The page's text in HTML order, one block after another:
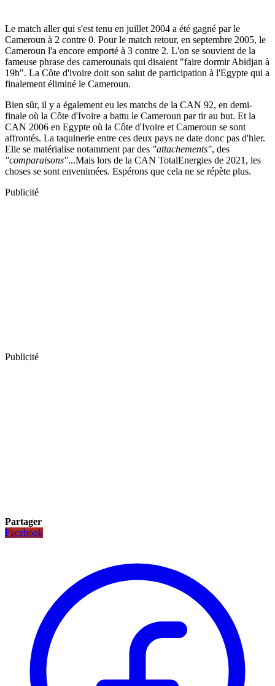
Le match aller qui s'est tenu en juillet 2004 a été gagné par le
Cameroun à 2 contre 0. Pour le match retour, en septembre 2005, le
Cameroun l'a encore emporté à 3 contre 2. L'on se souvient de la
fameuse phrase des camerounais qui disaient "faire dormir Abidjan à
19h". La Côte d'ivoire doit son salut de participation à l'Egypte qui a
finalement éliminé le Cameroun.
Bien sûr, il y a également eu les matchs de la CAN 92, en demi-
finale où la Côte d'Ivoire a battu le Cameroun par tir au but. Et la
CAN 2006 en Egypte où la Côte d'Ivoire et Cameroun se sont
affrontés. La taquinerie entre ces deux pays ne date donc pas d'hier.
Elle se matérialise notamment par des "attachements", des
"comparaisons"...Mais lors de la CAN TotalEnergies de 2021, les
choses se sont envenimées. Espérons que cela ne se répète plus.
Publicité
Publicité
Partager
Facebook